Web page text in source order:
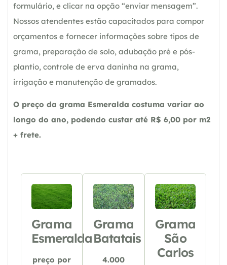
formulário, e clicar na opção “enviar mensagem”.
Nossos atendentes estão capacitados para compor
orçamentos e fornecer informações sobre tipos de
grama, preparação de solo, adubação pré e pós-
plantio, controle de erva daninha na grama,
irrigação e manutenção de gramados.
O preço da grama Esmeralda costuma variar ao
longo do ano, podendo custar até R$ 6,00 por m2
+ frete.
Grama
Esmeralda
preço por
Grama
Batatais
4.000
Grama
São
Carlos